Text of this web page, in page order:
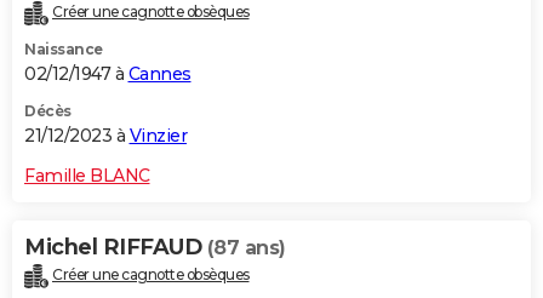
Créer une cagnotte obsèques
Naissance
02/12/1947 à Cannes
Décès
21/12/2023 à Vinzier
Famille BLANC
Michel RIFFAUD (87 ans)
Créer une cagnotte obsèques